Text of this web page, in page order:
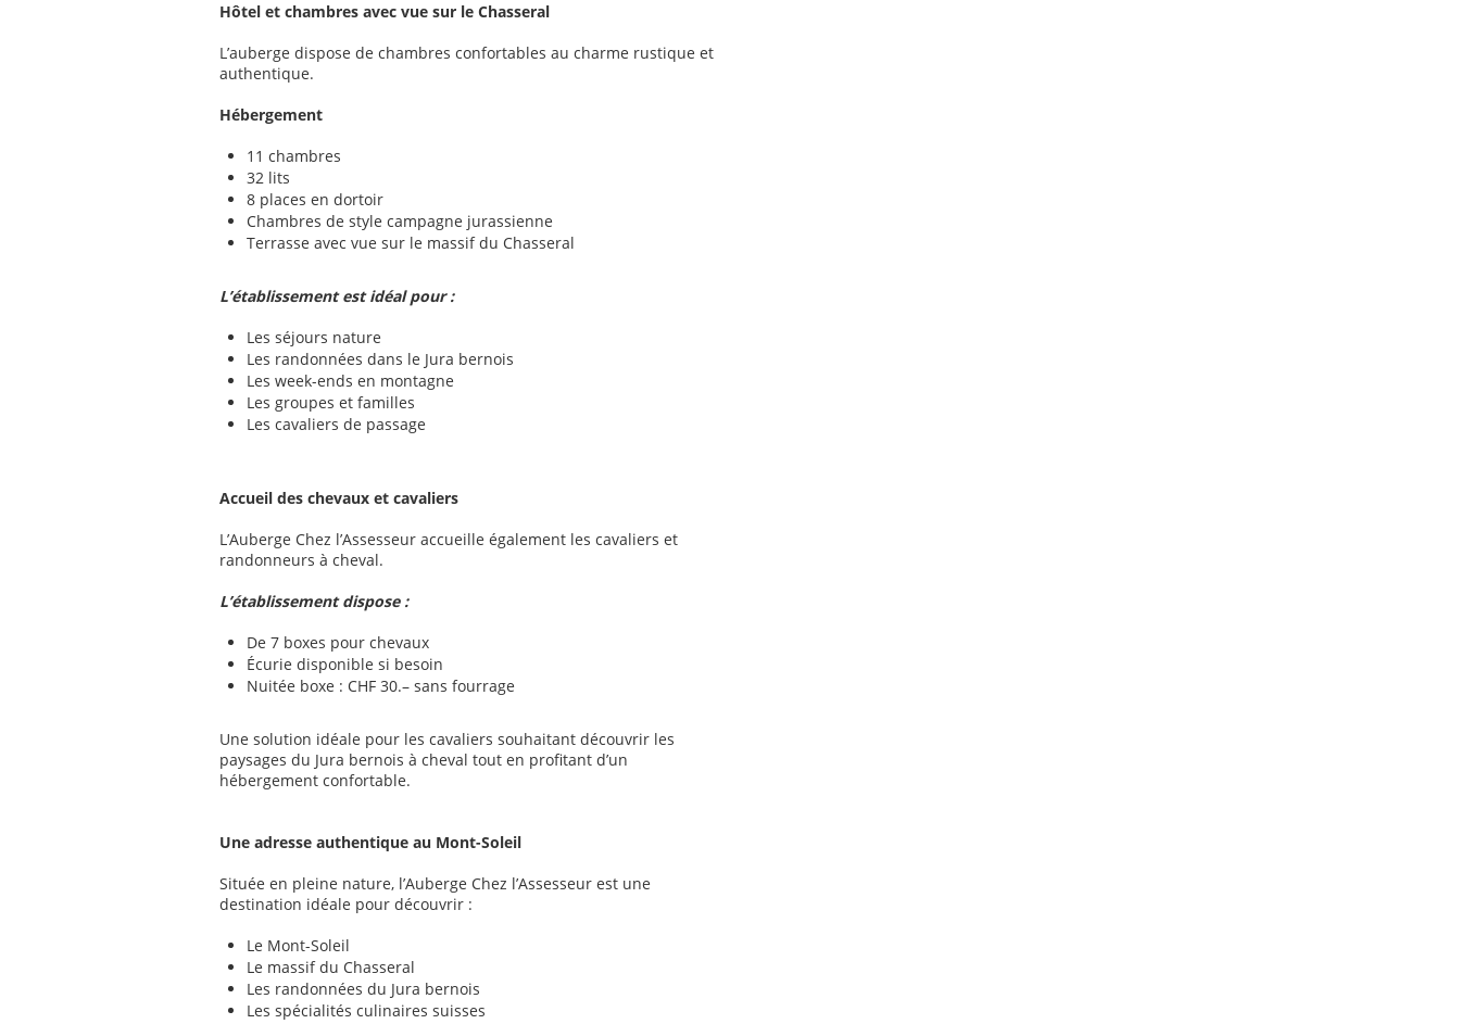
Hôtel et chambres avec vue sur le Chasseral
L’auberge dispose de chambres confortables au charme rustique et
authentique.
Hébergement
11 chambres
32 lits
8 places en dortoir
Chambres de style campagne jurassienne
Terrasse avec vue sur le massif du Chasseral
L’établissement est idéal pour :
Les séjours nature
Les randonnées dans le Jura bernois
Les week-ends en montagne
Les groupes et familles
Les cavaliers de passage
Accueil des chevaux et cavaliers
L’Auberge Chez l’Assesseur accueille également les cavaliers et
randonneurs à cheval.
L’établissement dispose :
De 7 boxes pour chevaux
Écurie disponible si besoin
Nuitée boxe : CHF 30.– sans fourrage
Une solution idéale pour les cavaliers souhaitant découvrir les
paysages du Jura bernois à cheval tout en profitant d’un
hébergement confortable.
Une adresse authentique au Mont-Soleil
Située en pleine nature, l’Auberge Chez l’Assesseur est une
destination idéale pour découvrir :
Le Mont-Soleil
Le massif du Chasseral
Les randonnées du Jura bernois
Les spécialités culinaires suisses